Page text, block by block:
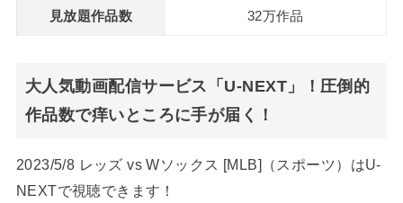
見放題作品数 32万作品
大人気動画配信サービス「U-NEXT」！圧倒的
作品数で痒いところに手が届く！
2023/5/8 レッズ vs Wソックス [MLB]（スポーツ）はU-
NEXTで視聴できます！